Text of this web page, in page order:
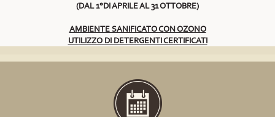
(DAL 1°DI APRILE AL 31 OTTOBRE)
AMBIENTE SANIFICATO CON OZONO
UTILIZZO DI DETERGENTI CERTIFICATI